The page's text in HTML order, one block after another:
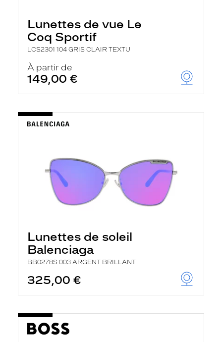
Lunettes de vue Le
Coq Sportif
LCS2301 104 GRIS CLAIR TEXTU
À partir de
149,00 €
Lunettes de soleil
Balenciaga
BB0278S 003 ARGENT BRILLANT
325,00 €